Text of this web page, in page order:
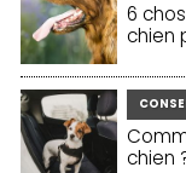
6
chien
chien